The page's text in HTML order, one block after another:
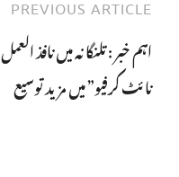
PREVIOUS ARTICLE
اہم خبر : تلنگانہ میں نافذ
نائٹ کرفیو” میں مزید توسیع